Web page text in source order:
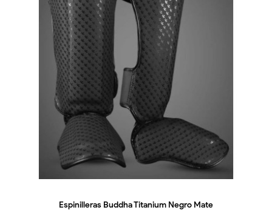
Espinilleras Buddha Titanium Negro Mate